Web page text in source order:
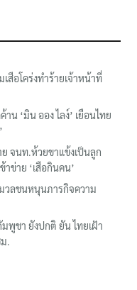
สือโคร่งทำร้ายเจ้าหน้าที่
น ‘มิน ออง ไลง์’ เยือนไทย
ย จนท.ห้วยขาแข้งเป็นลูก
าข่าย ‘เสือกินคน’
ลชนหนุนภารกิจความ
พูชา ยังปกติ ยัน ไทยเฝ้า
.